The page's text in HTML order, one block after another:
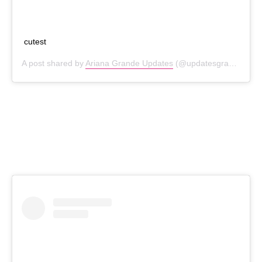
cutest
A post shared by Ariana Grande Updates (@updatesgrande) on